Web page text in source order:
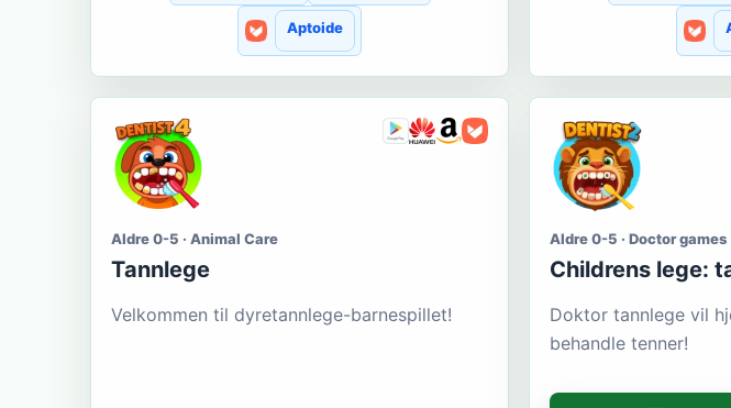
Aptoide
Aldre 0-5 · Animal Care
Tannlege
Velkommen til dyretannlege-barnespillet!
Aldre 0-5 · Doctor games
Сhildrens lege:
Doktor tannlege vil
behandle tenner!